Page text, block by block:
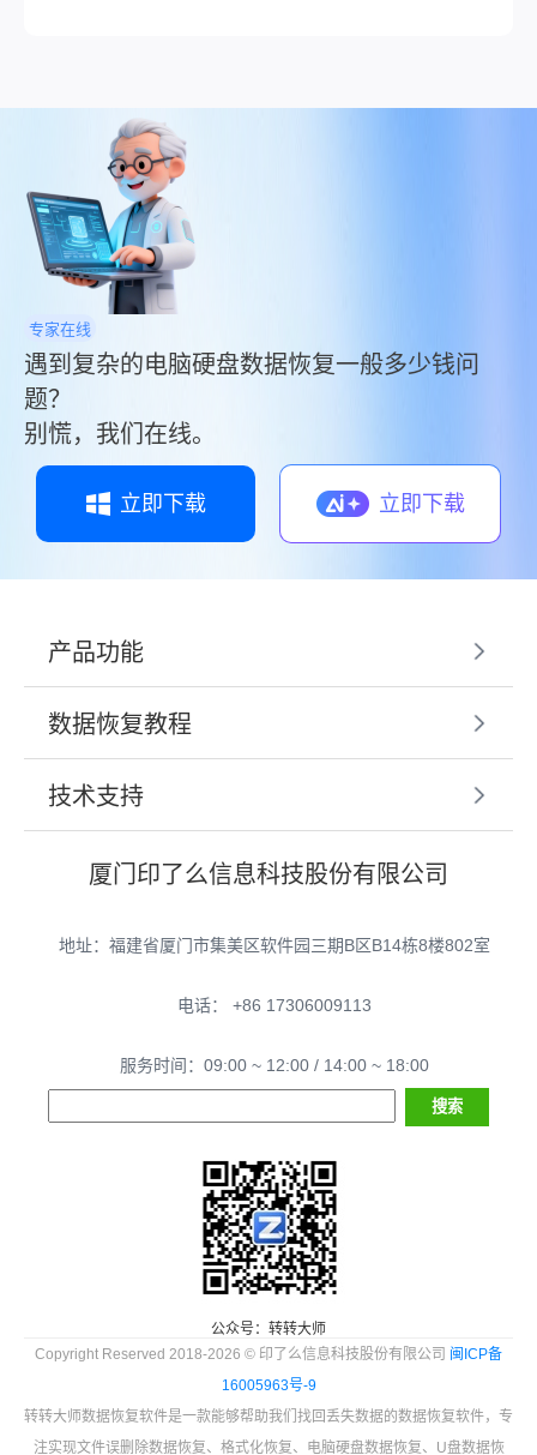
数据恢复一般多少钱？
专家在线
遇到复杂的电脑硬盘数据恢复一般多少钱问
题？
别慌，我们在线。
立即下载 立即下载
产品功能
数据恢复教程
技术支持
厦门印了么信息科技股份有限公司
地址：福建省厦门市集美区软件园三期B区B14栋8楼802室
电话： +86 17306009113
服务时间：09:00 ~ 12:00 / 14:00 ~ 18:00
公众号：转转大师
Copyright Reserved 2018-2026 © 印了么信息科技股份有限公司 闽ICP备
16005963号-9
转转大师数据恢复软件是一款能够帮助我们找回丢失数据的数据恢复软件，专
注实现文件误删除数据恢复、格式化恢复、电脑硬盘数据恢复、U盘数据恢